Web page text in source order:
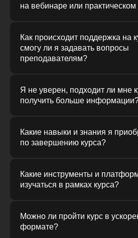
на вебинаре или практическом
Как происходит поддержка на
смогу ли я задавать вопросы
преподавателям?
Я не уверен, подходит ли мне
получить больше
Какие навыки и знания я
по завершению курса?
Какие инструменты и
изучаться в рамках курса?
Можно ли пройти курс в
формате?